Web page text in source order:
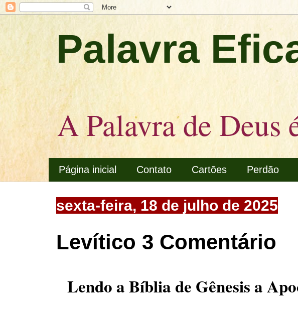
Palavra
A Palavra de Deus
Página inicial Contato Cartões Perdão
sexta-feira, 18 de julho de 2025
Levítico 3 Comentário
Lendo a Bíblia de Gênesis a